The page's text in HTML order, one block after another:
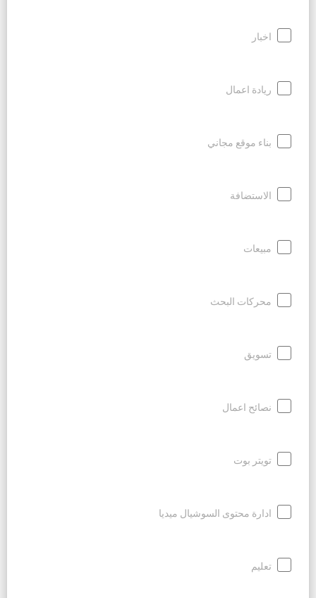
اخبار
ريادة اعمال
بناء موقع مجاني
الاستضافة
مبيعات
محركات البحث
تسويق
نصائح اعمال
تويتر بوت
ادارة محتوى السوشيال ميديا
تعليم